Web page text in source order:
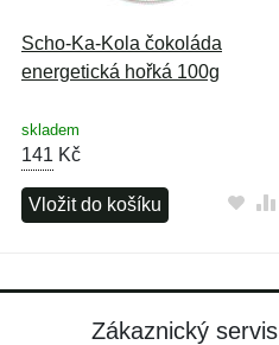
Scho-Ka-Kola čokoláda
energetická hořká 100g
skladem
141 Kč
Vložit do košíku
Zákaznický servis